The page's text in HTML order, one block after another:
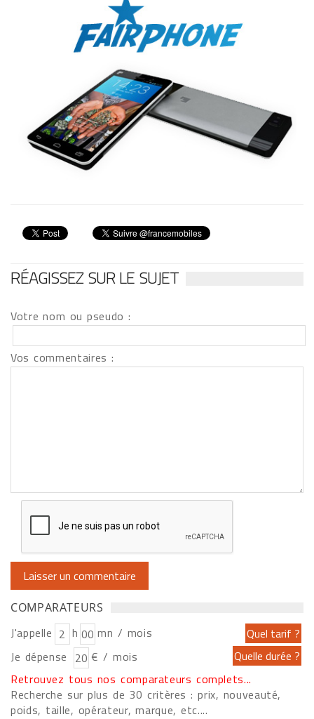
RÉAGISSEZ SUR LE SUJET
Votre nom ou pseudo :
Vos commentaires :
COMPARATEURS
J'appelle h
mn / mois
Je dépense
€ / mois
Retrouvez tous nos comparateurs complets...
Recherche sur plus de 30 critères : prix, nouveauté,
poids, taille, opérateur, marque, etc....